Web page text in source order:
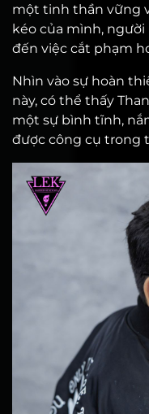
một tinh thần vững
kéo của mình, người
đến việc cắt phạm
Nhìn vào sự hoàn
này, có thể thấy
một sự bình tĩnh,
được công cụ trong